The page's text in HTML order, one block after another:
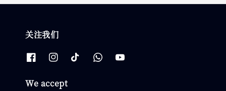
关注我们
We accept